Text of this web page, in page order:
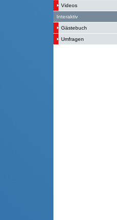
Videos
Interaktiv
Gästebuch
Umfragen